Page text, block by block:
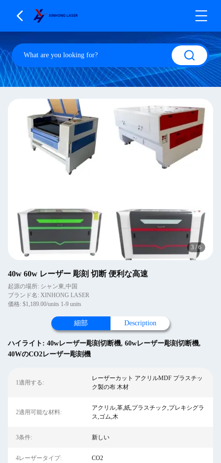
4 /6
40w 60w レーザー 彫刻 切断 便利な高速
起源の場所: シャン東,中国
ブランド名: XINHONG LASER
価格: $1,189.00/units 1-9 units
細部 Description
ハイライト: 40wレーザー彫刻切断機, 60wレーザー彫刻切断機,
40WのCO2レーザー彫刻機
1適用する:
レーザーカット アクリルMDF プラスチッ
ク製の布 木材
2適用可能な材料:
アクリル,革,紙,プラスチック,プレキシグラ
ス,ゴム,木
3条件: 新しい
4レーザータイプ: CO2